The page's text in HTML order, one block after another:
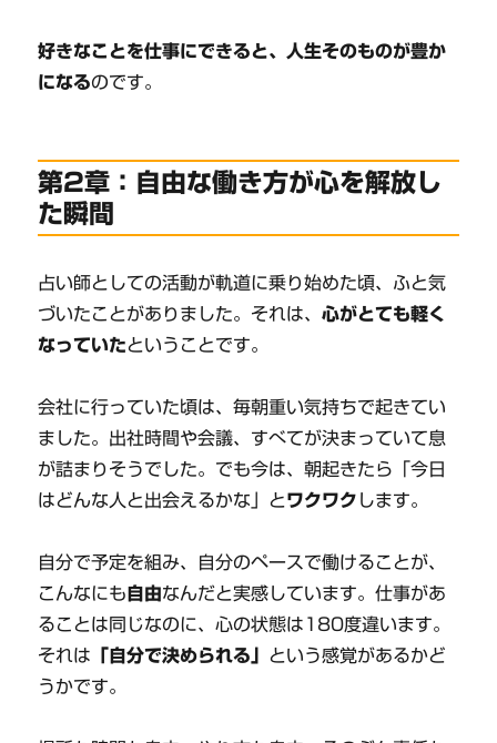
好きなことを仕事にできると、人生そのものが豊か
になるのです。
第2章：自由な働き方が心を解放し
た瞬間
占い師としての活動が軌道に乗り始めた頃、ふと気
づいたことがありました。それは、心がとても軽く
なっていたということです。
会社に行っていた頃は、毎朝重い気持ちで起きてい
ました。出社時間や会議、すべてが決まっていて息
が詰まりそうでした。でも今は、朝起きたら「今日
はどんな人と出会えるかな」とワクワク します。
自分で予定を組み、自分のペースで働けることが、
こんなにも 自由なんだと実感しています。仕事があ
ることは同じなのに、心の状態は180度違います。
それは 「自分で決められる」 という感覚があるかど
うかです。